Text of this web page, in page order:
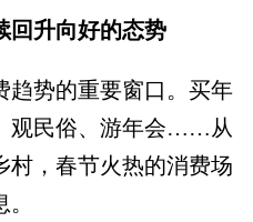
升向好的态势
势的重要窗口。买年
观民俗、游年会……从
村，春节火热的消费场